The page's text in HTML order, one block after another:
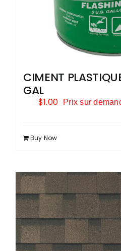
CIMENT
GAL
$1.00 Prix sur
Buy Now